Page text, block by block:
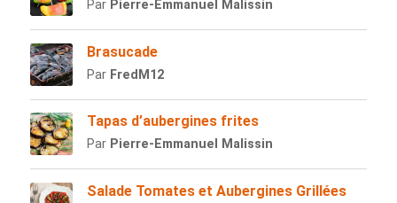
Par Pierre-Emmanuel Malissin
Brasucade
Par FredM12
Tapas d’aubergines frites
Par Pierre-Emmanuel Malissin
Salade Tomates et Aubergines Grillées